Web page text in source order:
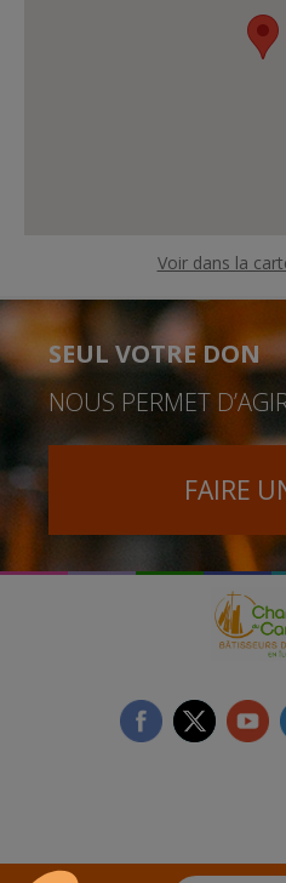
Voir dans la
SEUL VOTRE DON
NOUS PERMET
FAIRE
facebooktwitter